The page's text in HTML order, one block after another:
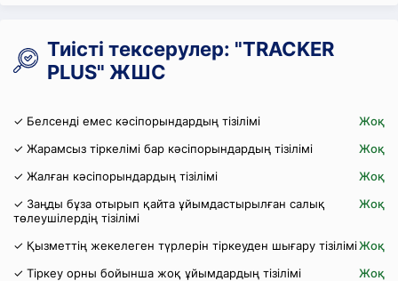
Тиісті тексерулер: "TRACKER
PLUS" ЖШС
✓ Белсенді емес кәсіпорындардың тізілімі
Жоқ
✓ Жарамсыз тіркелімі бар кәсіпорындардың тізілімі
Жоқ
✓ Жалған кәсіпорындардың тізілімі
Жоқ
✓ Заңды бұза отырып қайта ұйымдастырылған салық
төлеушілердің тізілімі
Жоқ
✓ Қызметтің жекелеген түрлерін тіркеуден шығару тізіліміЖоқ
✓ Тіркеу орны бойынша жоқ ұйымдардың тізілімі
Жоқ